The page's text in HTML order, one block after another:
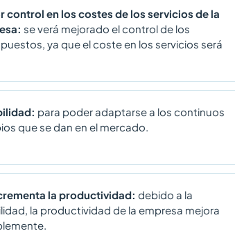
control en los costes de los servicios de la
se verá mejorado el control de los
ya que el coste en los servicios será
para poder adaptarse a los continuos
que se dan en el mercado.
la productividad: debido a la
la productividad de la empresa mejora